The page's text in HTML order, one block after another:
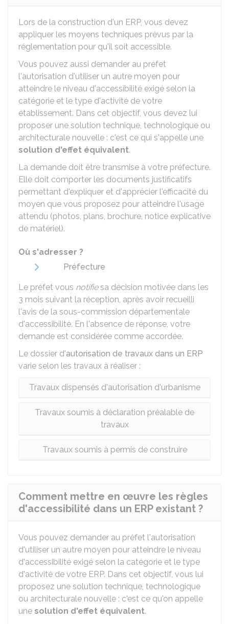
Lors de la construction d'un ERP, vous devez
appliquer les moyens techniques prévus par la
réglementation pour qu'il soit accessible.
Vous pouvez aussi demander au préfet
l'autorisation d'utiliser un autre moyen pour
atteindre le niveau d'accessibilité exigé selon la
catégorie et le type d'activité de votre
établissement. Dans cet objectif, vous devez lui
proposer une solution technique, technologique ou
architecturale nouvelle : c'est ce qui s'appelle une
solution d'effet équivalent.
La demande doit être transmise à votre préfecture.
Elle doit comporter les documents justificatifs
permettant d'expliquer et d'apprécier l'efficacité du
moyen que vous proposez pour atteindre l'usage
attendu (photos, plans, brochure, notice explicative
de matériel).
Où s'adresser ?
Préfecture
Le préfet vous notifiesa décision motivée dans les
3 mois suivant la réception, après avoir recueilli
l'avis de la sous-commission départementale
d'accessibilité. En l'absence de réponse, votre
demande est considérée comme accordée.
Le dossier d'autorisation de travaux dans un ERP
varie selon les travaux à réaliser :
Travaux dispensés d'autorisation d'urbanisme
Travaux soumis à déclaration préalable de
travaux
Travaux soumis à permis de construire
Comment mettre en œuvre les règles
d'accessibilité dans un ERP existant ?
Vous pouvez demander au préfet l'autorisation
d'utiliser un autre moyen pour atteindre le niveau
d'accessibilité exigé selon la catégorie et le type
d'activité de votre ERP. Dans cet objectif, vous lui
proposez une solution technique, technologique
ou architecturale nouvelle : c'est ce qu'on appelle
une solution d'effet équivalent.